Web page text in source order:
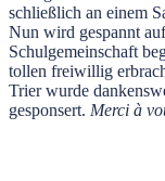
schließlich an einem
Nun wird gespannt
Schulgemeinschaft
tollen freiwillig
Trier wurde
gesponsert. Merci à